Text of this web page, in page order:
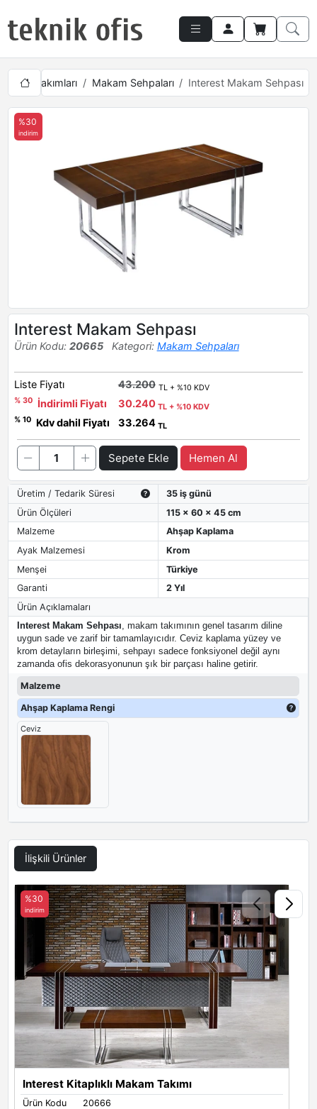
Takımları Makam Sehpaları Interest Makam Sehpası
%30
indirim
Interest Makam Sehpası
Ürün Kodu: 20665 Kategori: Makam Sehpaları
Liste Fiyatı 43.200 TL + %10 KDV
% 30
İndirimli Fiyatı 30.240 TL + %10 KDV
% 10
Kdv dahil Fiyatı 33.264 TL
Sepete Ekle Hemen Al
Üretim / Tedarik Süresi
35 iş günü
Ürün Ölçüleri
115 x 60 x 45 cm
Malzeme
Ahşap Kaplama
Ayak Malzemesi
Krom
Menşei
Türkiye
Garanti
2 Yıl
Ürün Açıklamaları
Interest Makam Sehpası, makam takımının genel tasarım diline
uygun sade ve zarif bir tamamlayıcıdır. Ceviz kaplama yüzey ve
krom detayların birleşimi, sehpayı sadece fonksiyonel değil aynı
zamanda ofis dekorasyonunun şık bir parçası haline getirir.
Malzeme
Ahşap Kaplama Rengi
Ceviz
İlişkili Ürünler
Interest Kitaplıklı Makam Takımı
Ürün Kodu
20666
%30
indirim